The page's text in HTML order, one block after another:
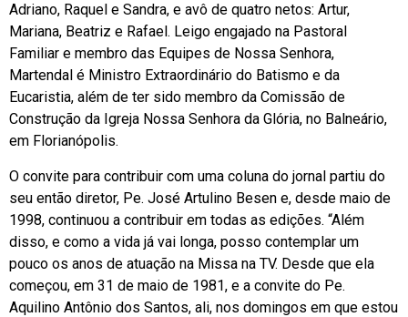
Adriano, Raquel e Sandra, e avô de quatro netos: Artur,
Mariana, Beatriz e Rafael. Leigo engajado na Pastoral
Familiar e membro das Equipes de Nossa Senhora,
Martendal é Ministro Extraordinário do Batismo e da
Eucaristia, além de ter sido membro da Comissão de
Construção da Igreja Nossa Senhora da Glória, no Balneário,
em Florianópolis.
O convite para contribuir com uma coluna do jornal partiu do
seu então diretor, Pe. José Artulino Besen e, desde maio de
1998, continuou a contribuir em todas as edições. “Além
disso, e como a vida já vai longa, posso contemplar um
pouco os anos de atuação na Missa na TV. Desde que ela
começou, em 31 de maio de 1981, e a convite do Pe.
Aquilino Antônio dos Santos, ali, nos domingos em que estou